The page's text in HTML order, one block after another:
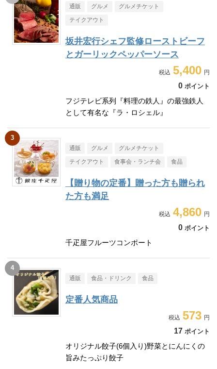
通販 グルメ グルメチケット
テイクアウト
坂井宏行シェフ監修ローストビーフ
とガーリックペッパーソース
5,400
0 ポイント
フジテレビ系列『料理の鉄人』の最強鉄人
として有名な『ラ・ロシェル』
通販 グルメ グルメチケット
テイクアウト 食事会・ランチ会 食品
【贈り物の定番】贈った方も贈られ
た方も満足
4,860
0 ポイント
千疋屋フルーツコンポート
通販 食品・ドリンク 食品
定番人気商品
573
17 ポイント
オリジナル餃子(6個入り)野菜とにんにくの
旨みたっぷり餃子